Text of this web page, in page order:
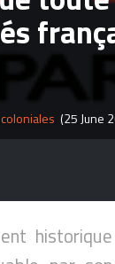
(25 June
historique